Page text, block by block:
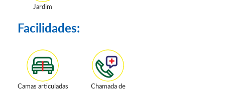
Jardim
Facilidades:
Camas articuladas
Chamada de